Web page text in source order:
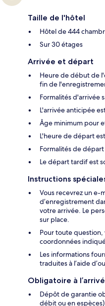
Taille de l'hôtel
Hôtel de 444
Sur 30 étages
Arrivée et départ
Heure de début de
fin de
Formalités d'arrivée
L'arrivée anticipée
Âge minimum pour
L'heure de départ
Formalités de
Le départ tardif est
Instructions
Vous recevrez un e-
d’enregistrement
votre arrivée. Le
sur place.
Pour toute
coordonnées
Les informations
traduites à l’aide
Obligatoire à
Dépôt de garantie
débit ou en